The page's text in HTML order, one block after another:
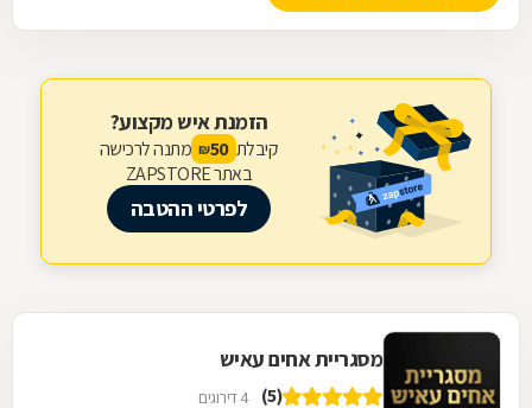
הזמנת איש מקצוע?
קיבלת 50
₪ מתנה לרכישה
באתר ZAPSTORE
לפרטי ההטבה
מסגריית אחים עאיש
(5) 4 דירוגים